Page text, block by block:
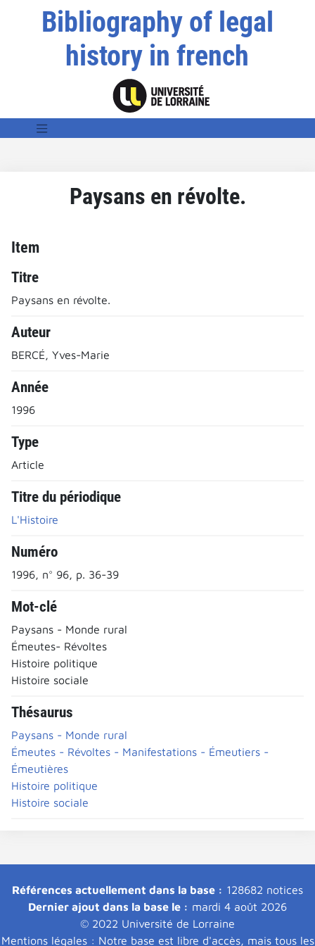
Bibliography of legal
history in french
Paysans en révolte.
Item
Titre
Paysans en révolte.
Auteur
BERCÉ, Yves-Marie
Année
1996
Type
Article
Titre du périodique
L'Histoire
Numéro
1996, n° 96, p. 36-39
Mot-clé
Paysans - Monde rural
Émeutes- Révoltes
Histoire politique
Histoire sociale
Thésaurus
Paysans - Monde rural
Émeutes - Révoltes - Manifestations - Émeutiers -
Émeutières
Histoire politique
Histoire sociale
Références actuellement dans la base : 128682 notices
Dernier ajout dans la base le : mardi 4 août 2026
© 2022 Université de Lorraine
Mentions légales : Notre base est libre d'accès, mais tous les